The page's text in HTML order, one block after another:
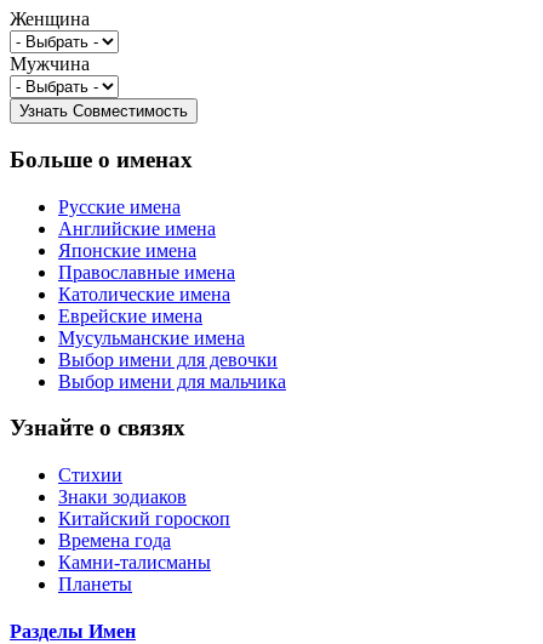
Женщина
Мужчина
Больше о именах
Русские имена
Английские имена
Японские имена
Православные имена
Католические имена
Еврейские имена
Мусульманские имена
Выбор имени для девочки
Выбор имени для мальчика
Узнайте о связях
Стихии
Знаки зодиаков
Китайский гороскоп
Времена года
Камни-талисманы
Планеты
Разделы Имен